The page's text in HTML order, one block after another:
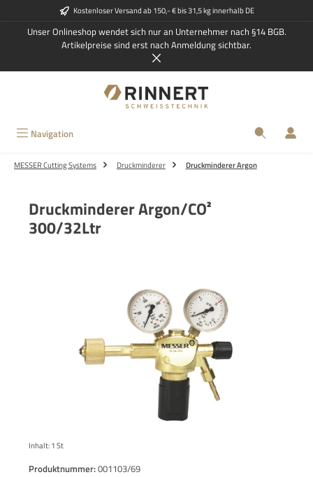
Zum Hauptinhalt springenKostenloser Versand ab 150,- € bis 31,5 kg innerhalb DE
Unser Onlineshop wendet sich nur an Unternehmer nach §14 BGB.
Artikelpreise sind erst nach Anmeldung sichtbar.
Navigation
MESSER Cutting Systems Druckminderer Druckminderer Argon
Druckminderer Argon/CO²
300/32Ltr
Inhalt:1 St
Produktnummer:001103/69